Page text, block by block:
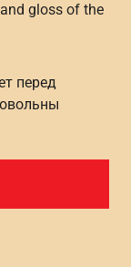
gloss of the
перед